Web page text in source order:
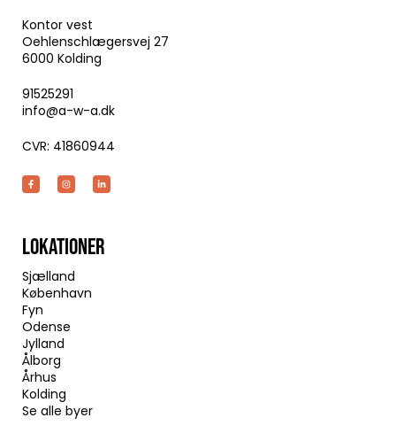
Kontor vest
Oehlenschlægersvej 27
6000 Kolding
91525291
info@a-w-a.dk
CVR: 41860944
LOKATIONER
Sjælland
København
Fyn
Odense
Jylland
Ålborg
Århus
Kolding
Se alle byer